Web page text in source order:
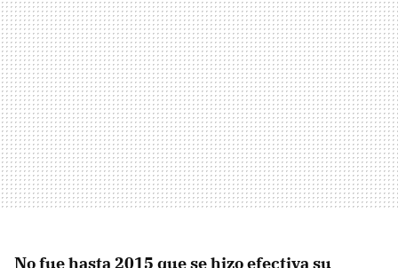
No fue hasta 2015 que se hizo efectiva su